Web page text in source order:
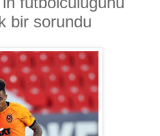
bir sorundu